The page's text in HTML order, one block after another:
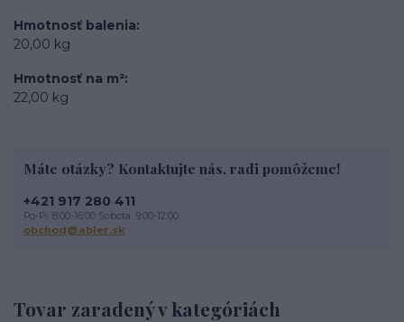
Hmotnosť balenia
20,00 kg
Hmotnosť na m²
22,00 kg
Tovar zaradený v kategóriách
Máte otázky? Kontaktujte nás, radi pomôžeme!
+421 917 280 411
Po-Pi: 8:00-16:00 Sobota: 9:00-12:00
obchod@abler.sk